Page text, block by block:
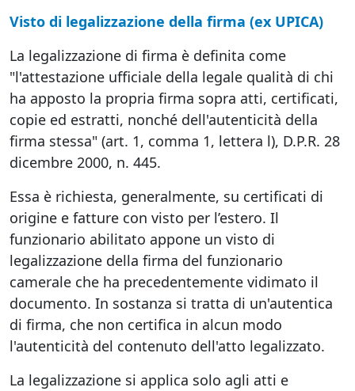
Visto di legalizzazione della firma (ex UPICA)
La legalizzazione di firma è definita come
"l'attestazione ufficiale della legale qualità di chi
ha apposto la propria firma sopra atti, certificati,
copie ed estratti, nonché dell'autenticità della
firma stessa" (art. 1, comma 1, lettera l), D.P.R. 28
dicembre 2000, n. 445.
Essa è richiesta, generalmente, su certificati di
origine e fatture con visto per l’estero. Il
funzionario abilitato appone un visto di
legalizzazione della firma del funzionario
camerale che ha precedentemente vidimato il
documento. In sostanza si tratta di un'autentica
di firma, che non certifica in alcun modo
l'autenticità del contenuto dell'atto legalizzato.
La legalizzazione si applica solo agli atti e